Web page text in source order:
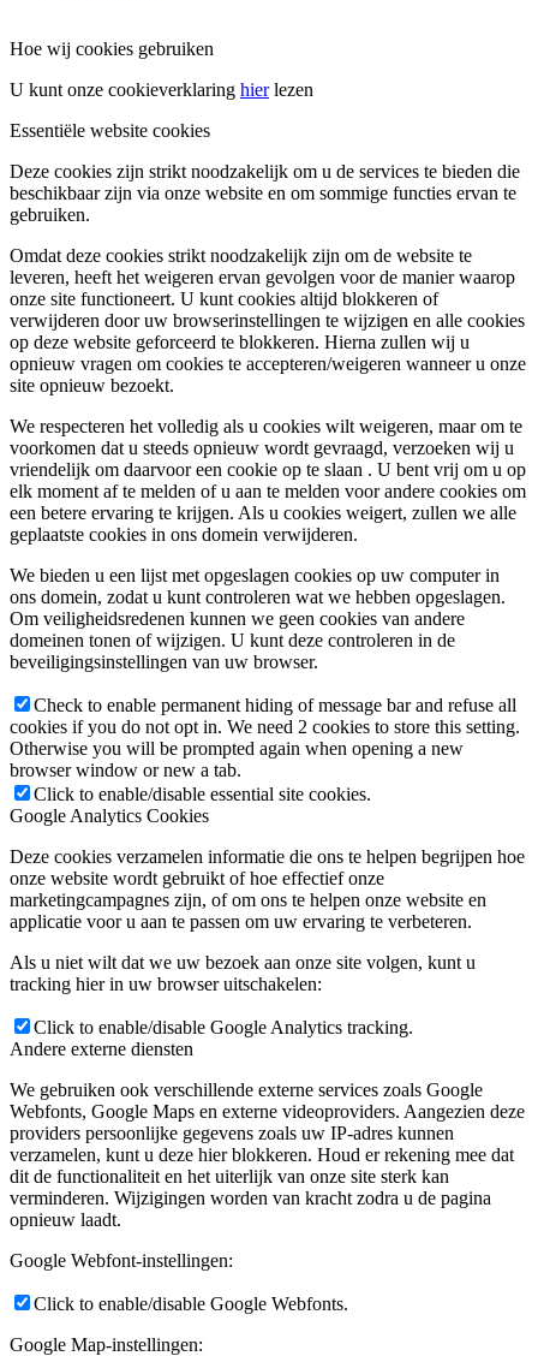
Hoe wij cookies gebruiken
U kunt onze cookieverklaring hierlezen
Essentiële website cookies
Deze cookies zijn strikt noodzakelijk om u de services te bieden die
beschikbaar zijn via onze website en om sommige functies ervan te
gebruiken.
Omdat deze cookies strikt noodzakelijk zijn om de website te
leveren, heeft het weigeren ervan gevolgen voor de manier waarop
onze site functioneert. U kunt cookies altijd blokkeren of
verwijderen door uw browserinstellingen te wijzigen en alle cookies
op deze website geforceerd te blokkeren. Hierna zullen wij u
opnieuw vragen om cookies te accepteren/weigeren wanneer u onze
site opnieuw bezoekt.
We respecteren het volledig als u cookies wilt weigeren, maar om te
voorkomen dat u steeds opnieuw wordt gevraagd, verzoeken wij u
vriendelijk om daarvoor een cookie op te slaan . U bent vrij om u op
elk moment af te melden of u aan te melden voor andere cookies om
een ​​betere ervaring te krijgen. Als u cookies weigert, zullen we alle
geplaatste cookies in ons domein verwijderen.
We bieden u een lijst met opgeslagen cookies op uw computer in
ons domein, zodat u kunt controleren wat we hebben opgeslagen.
Om veiligheidsredenen kunnen we geen cookies van andere
domeinen tonen of wijzigen. U kunt deze controleren in de
beveiligingsinstellingen van uw browser.
Check to enable permanent hiding of message bar and refuse all
cookies if you do not opt in. We need 2 cookies to store this setting.
Otherwise you will be prompted again when opening a new
browser window or new a tab.
Click to enable/disable essential site cookies.
Google Analytics Cookies
Deze cookies verzamelen informatie die ons te helpen begrijpen hoe
onze website wordt gebruikt of hoe effectief onze
marketingcampagnes zijn, of om ons te helpen onze website en
applicatie voor u aan te passen om uw ervaring te verbeteren.
Als u niet wilt dat we uw bezoek aan onze site volgen, kunt u
tracking hier in uw browser uitschakelen:
Click to enable/disable Google Analytics tracking.
Andere externe diensten
We gebruiken ook verschillende externe services zoals Google
Webfonts, Google Maps en externe videoproviders. Aangezien deze
providers persoonlijke gegevens zoals uw IP-adres kunnen
verzamelen, kunt u deze hier blokkeren. Houd er rekening mee dat
dit de functionaliteit en het uiterlijk van onze site sterk kan
verminderen. Wijzigingen worden van kracht zodra u de pagina
opnieuw laadt.
Google Webfont-instellingen:
Click to enable/disable Google Webfonts.
Google Map-instellingen: